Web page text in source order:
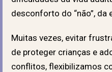
desconforto do “não”, da
Muitas vezes, evitar
de proteger crianças e
conflitos, flexibilizamos